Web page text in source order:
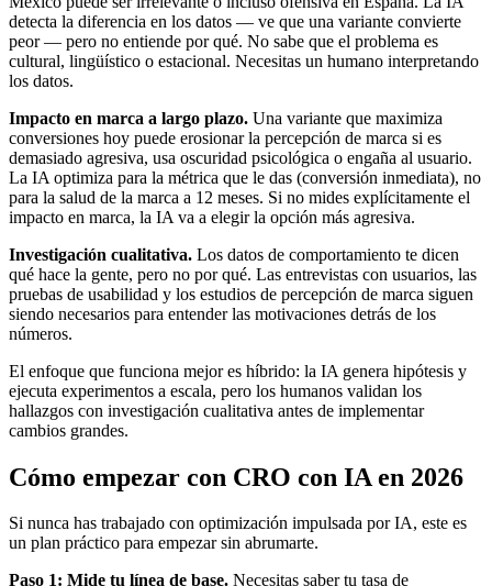
detecta la diferencia en los datos — ve que una variante convierte
peor — pero no entiende por qué. No sabe que el problema es
cultural, lingüístico o estacional. Necesitas un humano interpretando
los datos.
Impacto en marca a largo plazo. Una variante que maximiza
conversiones hoy puede erosionar la percepción de marca si es
demasiado agresiva, usa oscuridad psicológica o engaña al usuario.
La IA optimiza para la métrica que le das (conversión inmediata), no
para la salud de la marca a 12 meses. Si no mides explícitamente el
impacto en marca, la IA va a elegir la opción más agresiva.
Investigación cualitativa. Los datos de comportamiento te dicen
qué hace la gente, pero no por qué. Las entrevistas con usuarios, las
pruebas de usabilidad y los estudios de percepción de marca siguen
siendo necesarios para entender las motivaciones detrás de los
números.
El enfoque que funciona mejor es híbrido: la IA genera hipótesis y
ejecuta experimentos a escala, pero los humanos validan los
hallazgos con investigación cualitativa antes de implementar
cambios grandes.
Cómo empezar con CRO con IA en 2026
Si nunca has trabajado con optimización impulsada por IA, este es
un plan práctico para empezar sin abrumarte.
Paso 1: Mide tu línea de base. Necesitas saber tu tasa de